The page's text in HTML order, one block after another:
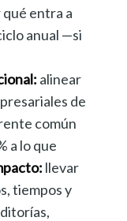
entra a
anual —si
alinear
de
común
a lo que
llevar
tiempos y